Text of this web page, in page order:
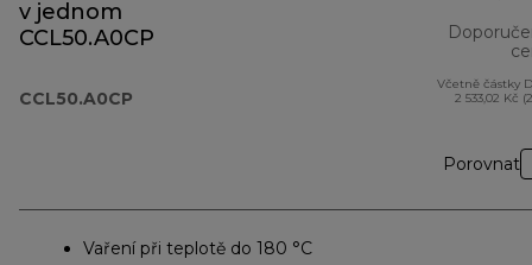
v jednom
CCL50.A0CP
CCL50.A0CP
Včetně částky
2 533,02 Kč
Porovnat
Vaření při teplotě do 180 °C